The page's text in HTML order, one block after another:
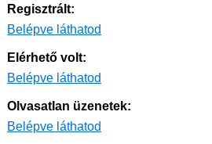
Regisztrált:
Belépve láthatod
Elérhető volt:
Belépve láthatod
Olvasatlan üzenetek:
Belépve láthatod